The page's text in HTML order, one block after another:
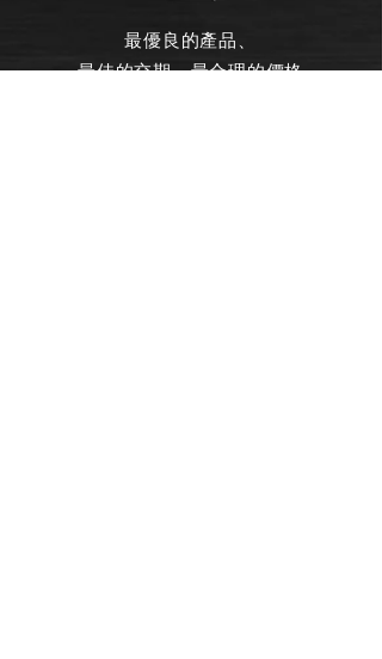
最優良的產品、
最佳的交期、最合理的價格